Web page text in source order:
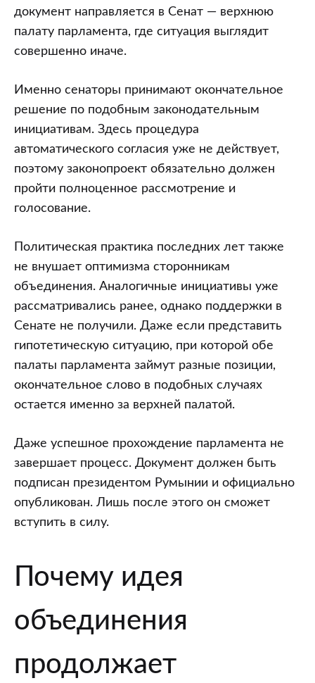
документ направляется в Сенат — верхнюю
палату парламента, где ситуация выглядит
совершенно иначе.
Именно сенаторы принимают окончательное
решение по подобным законодательным
инициативам. Здесь процедура
автоматического согласия уже не действует,
поэтому законопроект обязательно должен
пройти полноценное рассмотрение и
голосование.
Политическая практика последних лет также
не внушает оптимизма сторонникам
объединения. Аналогичные инициативы уже
рассматривались ранее, однако поддержки в
Сенате не получили. Даже если представить
гипотетическую ситуацию, при которой обе
палаты парламента займут разные позиции,
окончательное слово в подобных случаях
остается именно за верхней палатой.
Даже успешное прохождение парламента не
завершает процесс. Документ должен быть
подписан президентом Румынии и официально
опубликован. Лишь после этого он сможет
вступить в силу.
Почему идея
объединения
продолжает